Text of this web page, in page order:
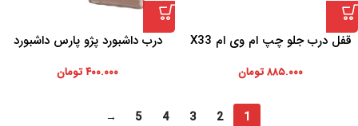
قفل درب جلو چپ ام وی ام X33
۸۸۵.۰۰۰تومان
درب داشبورد پژو پارس داشبورد
۴۰۰.۰۰۰تومان
1
2
3
4
5
→